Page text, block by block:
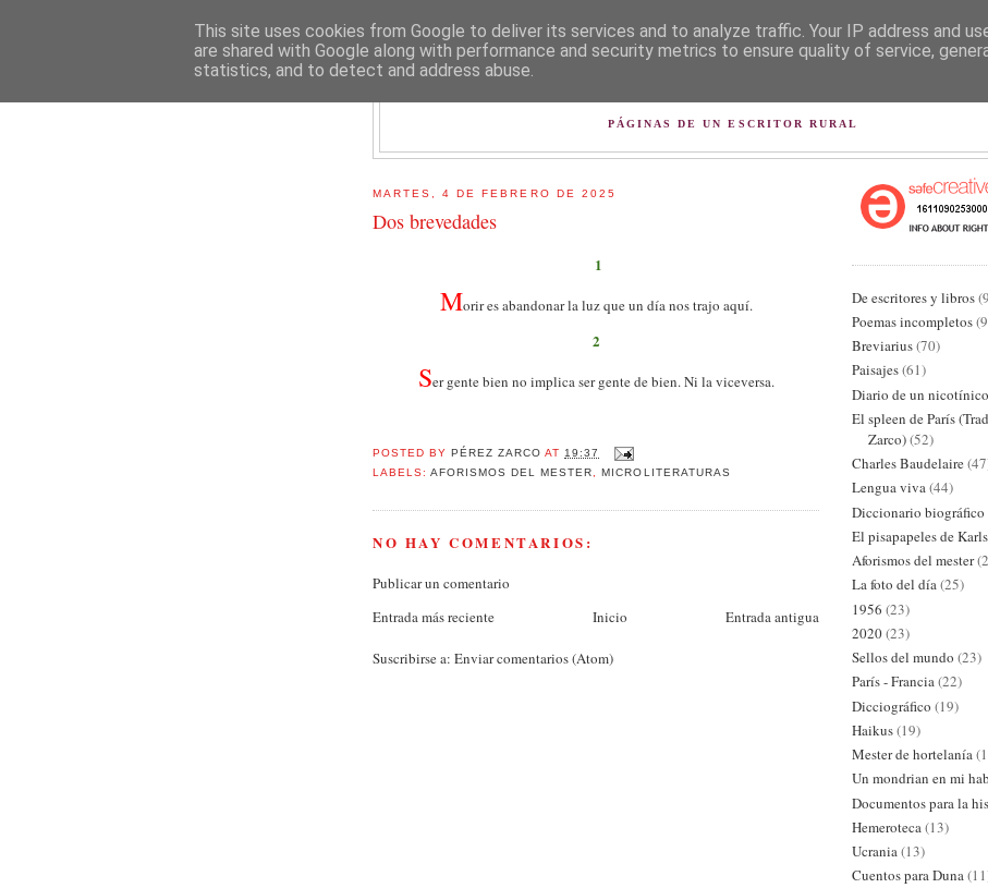
PÁGINAS DE UN ESCRITOR RURAL
MARTES, 4 DE FEBRERO DE 2025
Dos brevedades
1
Morir es abandonar la luz que un día nos trajo aquí.
2
Ser gente bien no implica ser gente de bien. Ni la viceversa.
POSTED BY PÉREZ ZARCO AT19:37
LABELS:AFORISMOS DEL MESTER,MICROLITERATURAS
NO HAY COMENTARIOS:
Publicar un comentario
Entrada más reciente
Entrada antigua
Inicio
Suscribirse a: Enviar comentarios (Atom)
De escritores y libros
Poemas incompletos
Breviarius(70)
Paisajes(61)
Diario de un nicotínico
El spleen de París
Zarco)(52)
Charles Baudelaire
Lengua viva(44)
Diccionario biográfico
El pisapapeles de
Aforismos del mester
La foto del día(25)
1956 (23)
2020(23)
Sellos del mundo (23)
París - Francia(22)
Dicciográfico (19)
Haikus(19)
Mester de hortelanía
Un mondrian en mi
Documentos para la
Hemeroteca(13)
Ucrania(13)
Cuentos para Duna
This site uses cookies from Google to deliver its services and to analyze traffic. Your IP address and
are shared with Google along with performance and security metrics to ensure quality of service,
statistics, and to detect and address abuse.